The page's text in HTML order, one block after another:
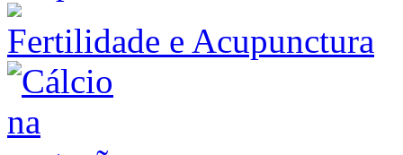
Fertilidade e Acupunctura